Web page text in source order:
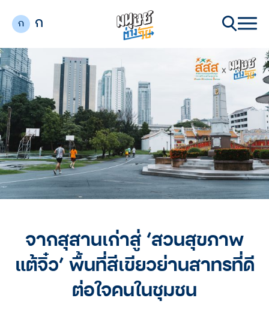
ก ก
จากสุสานเก่าสู่ ‘สวนสุขภาพ
แต้จิ๋ว’ พื้นที่สีเขียวย่านสาทรที่ดี
ต่อใจคนในชุมชน